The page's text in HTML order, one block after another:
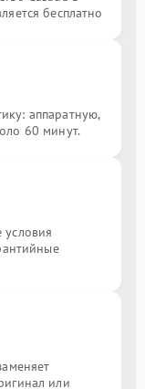
бесплатно
аппаратную,
60 минут.
или